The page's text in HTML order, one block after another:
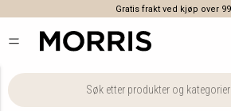
Klikk & hent i